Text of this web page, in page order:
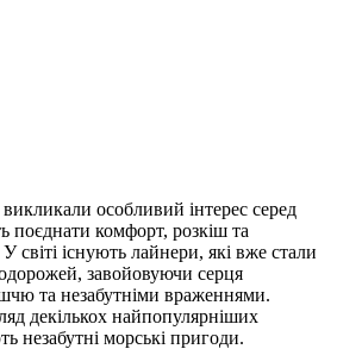
особливий інтерес серед
поєднати комфорт, розкіш та
У світі існують лайнери, які вже стали
завойовуючи серця
та незабутніми враженнями.
декількох найпопулярніших
незабутні морські пригоди.